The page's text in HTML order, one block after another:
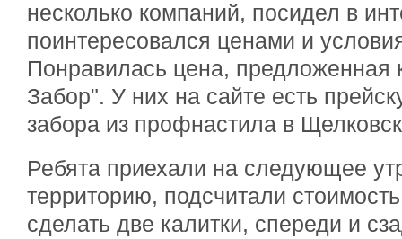
несколько компаний, посидел в
поинтересовался ценами и
Понравилась цена, предложенная
Забор". У них на сайте есть
забора из профнастила в
Ребята приехали на следующее
территорию, подсчитали
сделать две калитки, спереди и